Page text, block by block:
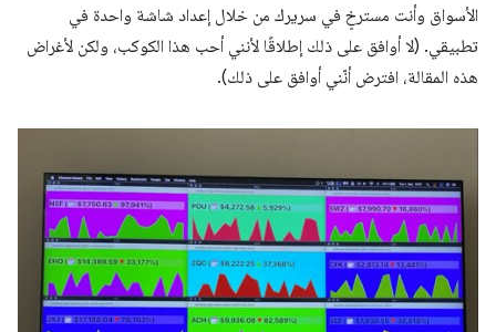
الأسواق وأنت مسترخٍ في سريرك من خلال إعداد شاشة واحدة في
تطبيقي. (لا أوافق على ذلك إطلاقًا لأنني أحب هذا الكوكب، ولكن لأغراض
هذه المقالة، افترض أنّني أوافق على ذلك).